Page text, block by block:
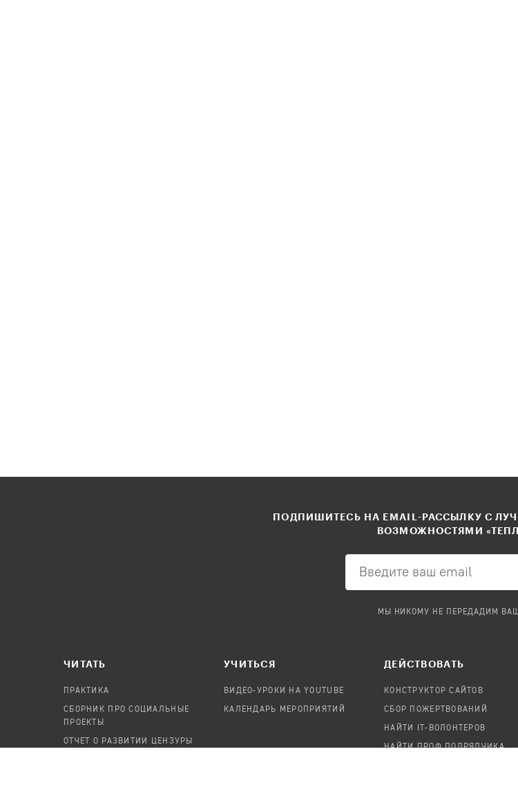
ПОДПИШИТЕСЬ НА EMAIL-РАССЫЛКУ С
ВОЗМОЖНОСТЯМИ
МЫ НИКОМУ НЕ ПЕРЕДАДИМ ВАШ
ЧИТАТЬ
ПРАКТИКА
СБОРНИК ПРО СОЦИАЛЬНЫЕ
ПРОЕКТЫ
ОТЧЕТ О РАЗВИТИИ ЦЕНЗУРЫ
УЧИТЬСЯ
ВИДЕО-УРОКИ НА YOUTUBE
КАЛЕНДАРЬ МЕРОПРИЯТИЙ
ДЕЙСТВОВАТЬ
КОНСТРУКТОР САЙТОВ
СБОР ПОЖЕРТВОВАНИЙ
НАЙТИ IT-ВОЛОНТЕРОВ
НАЙТИ ПРОФ.ПОДРЯДЧИКА